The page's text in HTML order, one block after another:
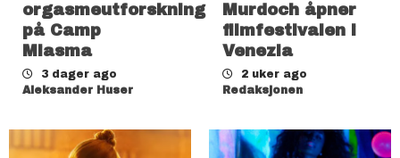
orgasmeutforskning
på Camp
Miasma
3 dager ago
Aleksander Huser
Murdoch åpner
filmfestivalen i
Venezia
2 uker ago
Redaksjonen